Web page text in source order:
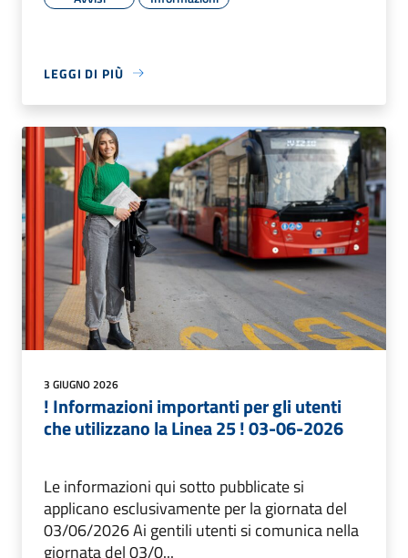
LEGGI DI PIÙ
3 GIUGNO 2026
! Informazioni importanti per gli utenti
che utilizzano la Linea 25 ! 03-06-2026
Le informazioni qui sotto pubblicate si
applicano esclusivamente per la giornata del
03/06/2026 Ai gentili utenti si comunica nella
giornata del 03/0...